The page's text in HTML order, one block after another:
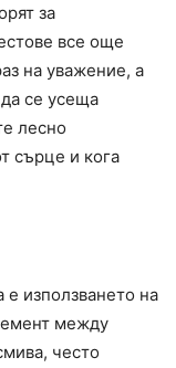
за
все още
на уважение, а
се усеща
лесно
сърце и кога
използването на
между
често